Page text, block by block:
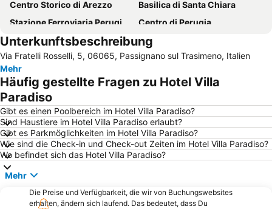
Centro Storico di Arezzo
Basilica di Santa Chiara
Stazione Ferroviaria Perugia Fontivegge
Centro di Perugia
Monticchiello
Bettolle
Historische Altstadt von Pienza
Centro Storico di Gubbio
Solomeo de le nobili arti de li giochi de lo piatto rustico
Arezzo
Borgo di Panicale
Cattedrale di San Lorenzo
Abbazia di Monte Oliveto Maggiore
Area verde di Santa Giuliana
Valdichiana Outlet Village
Säule des Marzocco
Le terme di Chianciano
Kloster Sant Anna in Camprena
San Damiano
Terme Antica Querciolaia
Centro Storico di Castiglione del Lago
Terontola-Cortona Station
Unterkunftsbeschreibung
Via Fratelli Rosselli, 5, 06065, Passignano sul Trasimeno, Italien
Mehr
Häufig gestellte Fragen zu Hotel Villa
Paradiso
Gibt es einen Poolbereich im Hotel Villa Paradiso?
Sind Haustiere im Hotel Villa Paradiso erlaubt?
Gibt es Parkmöglichkeiten im Hotel Villa Paradiso?
Wie sind die Check-in und Check-out Zeiten im Hotel Villa Paradiso?
Wo befindet sich das Hotel Villa Paradiso?
Mehr
Die Preise und Verfügbarkeit, die wir von Buchungswebsites
erhalten, ändern sich laufend. Das bedeutet, dass Du